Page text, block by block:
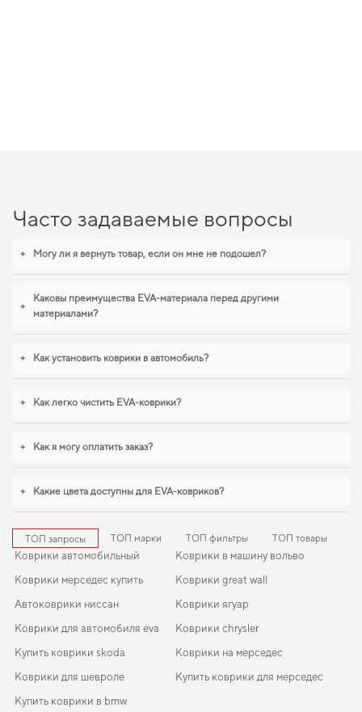
Часто задаваемые вопросы
+ Могу ли я вернуть товар, если он мне не подошел?
+
Каковы преимущества EVA-материала перед другими
материалами?
+ Как установить коврики в автомобиль?
+ Как легко чистить EVA-коврики?
+ Как я могу оплатить заказ?
+ Какие цвета доступны для EVA-ковриков?
ТОП запросы ТОП марки ТОП фильтры ТОП товары
Коврики автомобильный
Коврики мерседес купить
Автоковрики ниссан
Коврики для автомобиля eva
Купить коврики skoda
Коврики для шевроле
Коврики в машину вольво
Коврики great wall
Коврики ягуар
Коврики chrysler
Коврики на мерседес
Купить коврики для мерседес
Купить коврики в bmw